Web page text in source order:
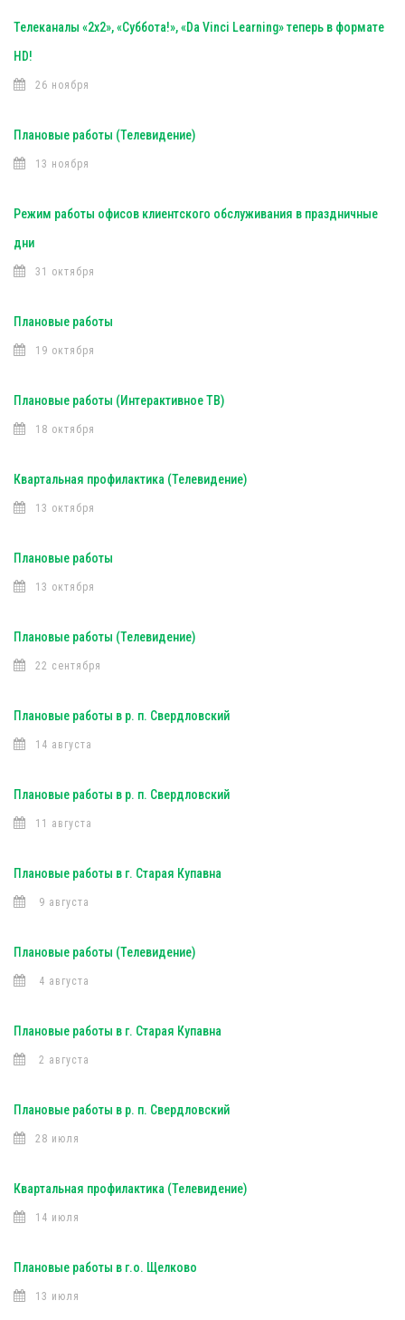
Телеканалы «2х2», «Суббота!», «Da Vinci Learning» теперь в формате
HD!
26 ноября
Плановые работы (Телевидение)
13 ноября
Режим работы офисов клиентского обслуживания в праздничные
дни
31 октября
Плановые работы
19 октября
Плановые работы (Интерактивное ТВ)
18 октября
Квартальная профилактика (Телевидение)
13 октября
Плановые работы
13 октября
Плановые работы (Телевидение)
22 сентября
Плановые работы в р. п. Свердловский
14 августа
Плановые работы в р. п. Свердловский
11 августа
Плановые работы в г. Старая Купавна
9 августа
Плановые работы (Телевидение)
4 августа
Плановые работы в г. Старая Купавна
2 августа
Плановые работы в р. п. Свердловский
28 июля
Квартальная профилактика (Телевидение)
14 июля
Плановые работы в г.о. Щелково
13 июля